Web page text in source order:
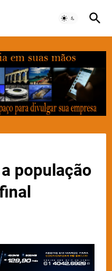
população